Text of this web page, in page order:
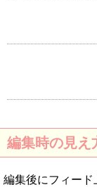
編集時の見え
編集後にフィー